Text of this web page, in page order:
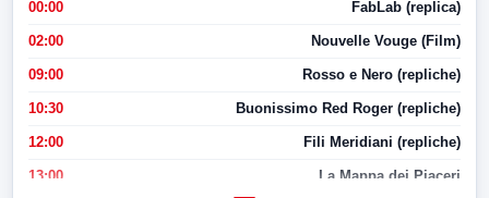
00:00 FabLab (replica)
02:00 Nouvelle Vouge (Film)
09:00 Rosso e Nero (repliche)
10:30 Buonissimo Red Roger (repliche)
12:00 Fili Meridiani (repliche)
13:00 La Mappa dei Piaceri